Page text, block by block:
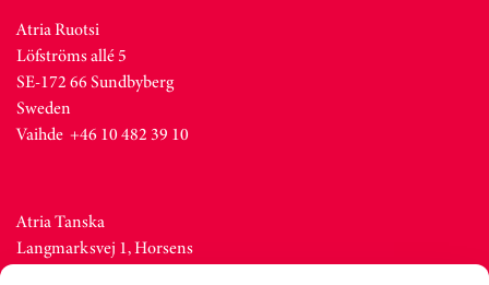
Atria Ruotsi
Löfströms allé 5
SE-172 66 Sundbyberg
Sweden
Vaihde +46 10 482 39 10
Atria Tanska
Langmarksvej 1, Horsens